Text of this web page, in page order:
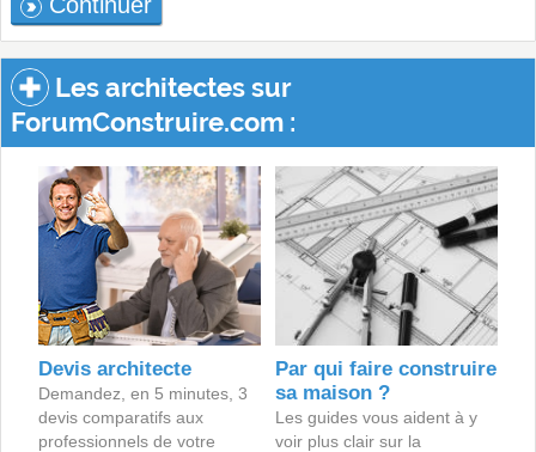
Les architectes sur
ForumConstruire.com :
Devis architecte
Demandez, en 5 minutes, 3
devis comparatifs aux
professionnels de votre
Par qui faire construire
sa maison ?
Les guides vous aident à y
voir plus clair sur la